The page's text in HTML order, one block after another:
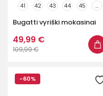
41 42 43 44 45 ...
Bugatti vyriški mokasinai
49,99 €
109,99 €
-60%